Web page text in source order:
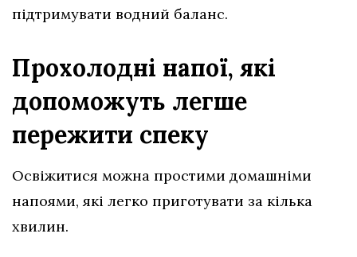
підтримувати водний баланс.
Прохолодні напої, які
допоможуть легше
пережити спеку
Освіжитися можна простими домашніми
напоями, які легко приготувати за кілька
хвилин.